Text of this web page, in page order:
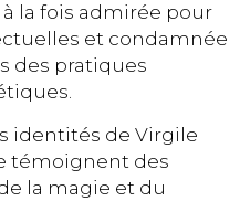
la fois admirée pour
et condamnée
des pratiques
identités de Virgile
témoignent des
la magie et du